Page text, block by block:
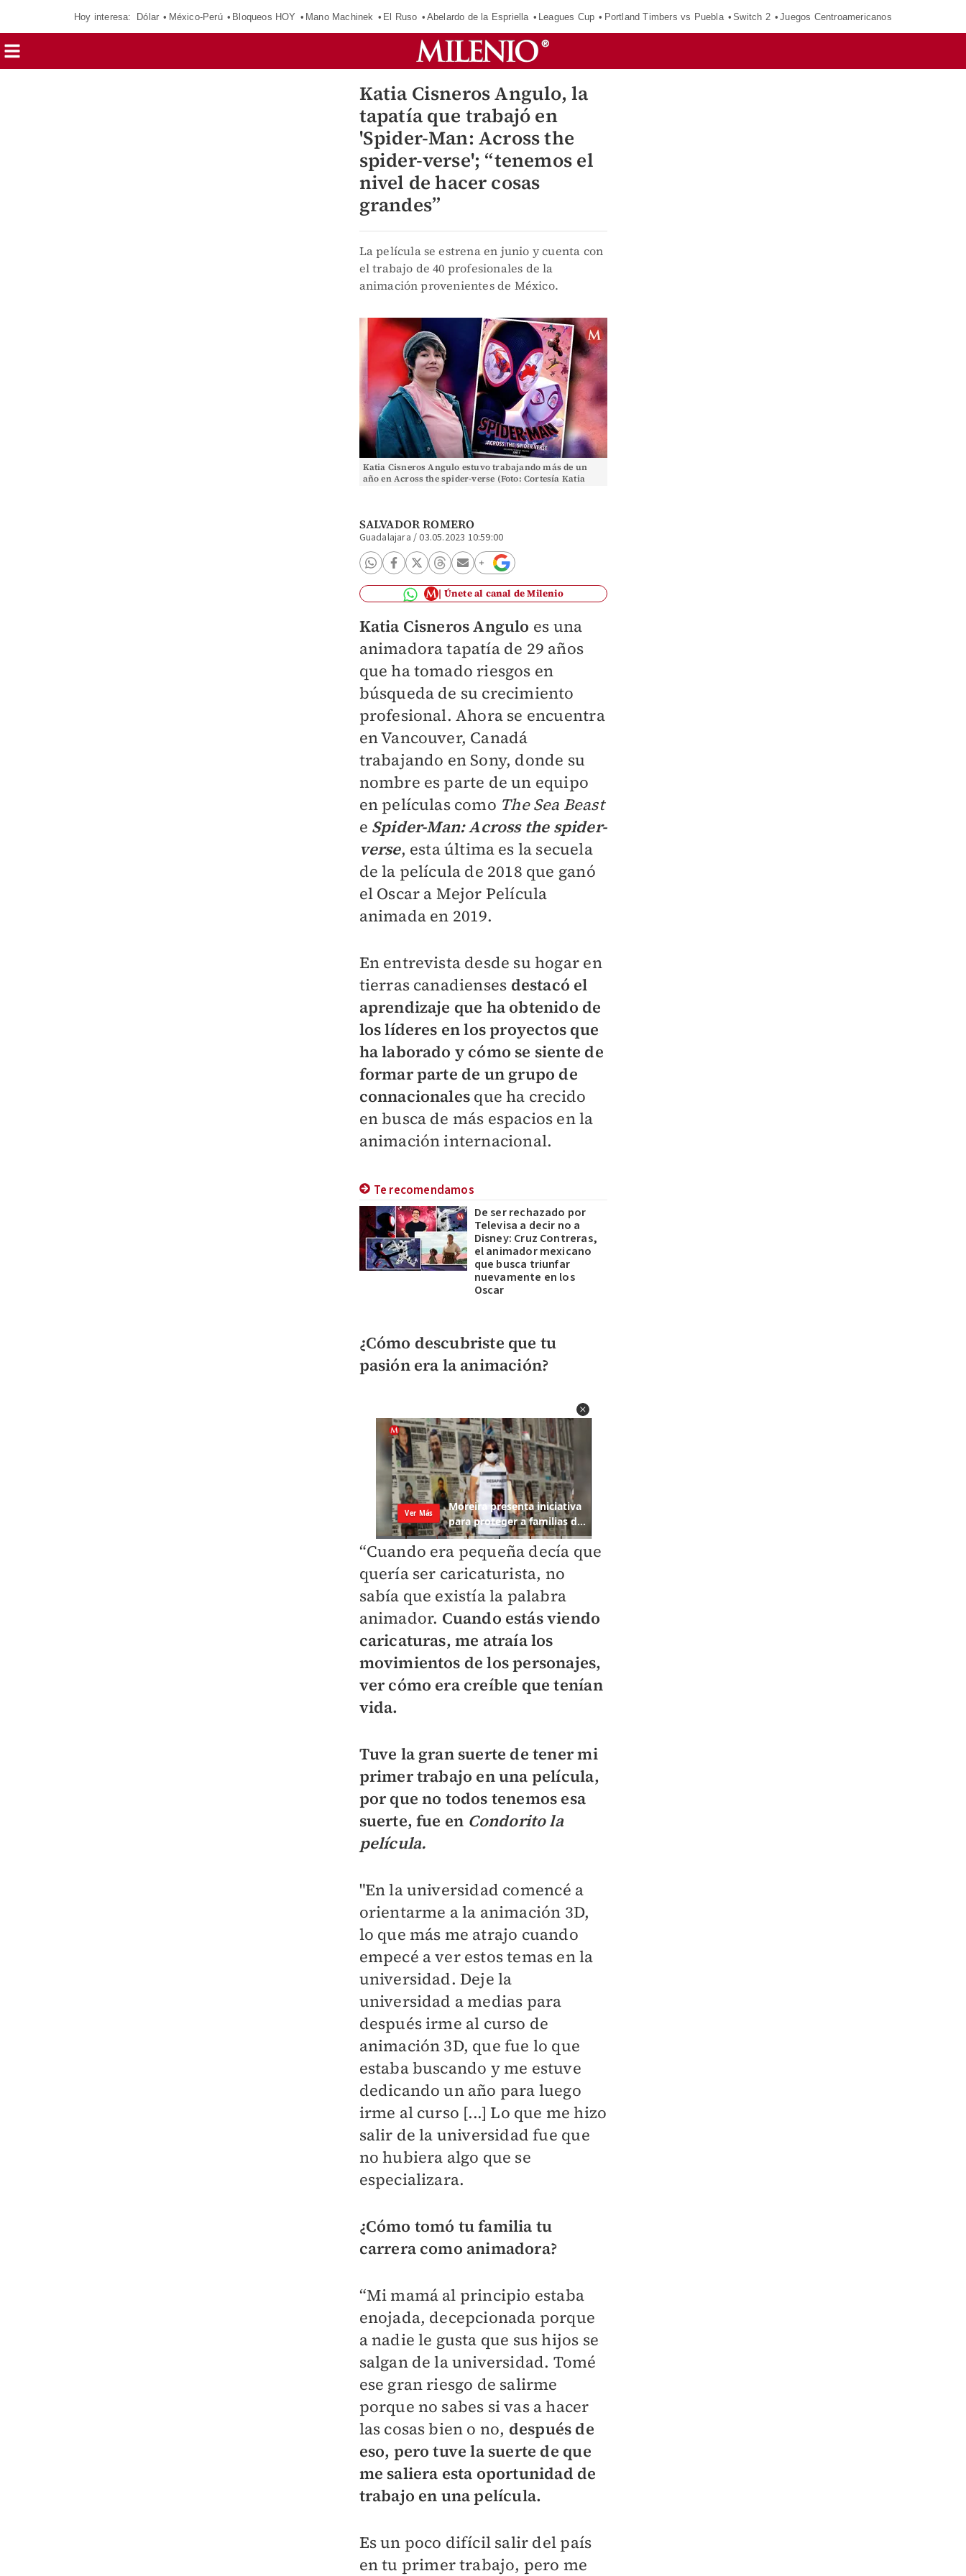
Hoy interesa: Dólar México-Perú Bloqueos HOY Mano Machinek El Ruso Abelardo de la Espriella Leagues Cup Portland Timbers vs Puebla Switch 2 Juegos Centroamericanos
Katia Cisneros Angulo, la
tapatía que trabajó en
'Spider-Man: Across the
spider-verse'; “tenemos el
nivel de hacer cosas
grandes”
La película se estrena en junio y cuenta con
el trabajo de 40 profesionales de la
animación provenientes de México.
Katia Cisneros Angulo estuvo trabajando más de un
año en Across the spider-verse (Foto: Cortesía Katia
SALVADOR ROMERO
Guadalajara /03.05.2023 10:59:00
Únete al canal de Milenio
Katia Cisneros Angulo es una
animadora tapatía de 29 años
que ha tomado riesgos en
búsqueda de su crecimiento
profesional. Ahora se encuentra
en Vancouver, Canadá
trabajando en Sony, donde su
nombre es parte de un equipo
en películas como The Sea Beast
e Spider-Man: Across the spider-
verse, esta última es la secuela
de la película de 2018 que ganó
el Oscar a Mejor Película
animada en 2019.
En entrevista desde su hogar en
tierras canadienses destacó el
aprendizaje que ha obtenido de
los líderes en los proyectos que
ha laborado y cómo se siente de
formar parte de un grupo de
connacionales que ha crecido
en busca de más espacios en la
animación internacional.
Te recomendamos
De ser rechazado por
Televisa a decir no a
Disney: Cruz Contreras,
el animador mexicano
que busca triunfar
nuevamente en los
Oscar
¿Cómo descubriste que tu
pasión era la animación?
“Cuando era pequeña decía que
quería ser caricaturista, no
sabía que existía la palabra
animador. Cuando estás viendo
caricaturas, me atraía los
movimientos de los personajes,
ver cómo era creíble que tenían
vida.
Tuve la gran suerte de tener mi
primer trabajo en una película,
por que no todos tenemos esa
suerte, fue en Condorito la
película.
"En la universidad comencé a
orientarme a la animación 3D,
lo que más me atrajo cuando
empecé a ver estos temas en la
universidad. Deje la
universidad a medias para
después irme al curso de
animación 3D, que fue lo que
estaba buscando y me estuve
dedicando un año para luego
irme al curso [...] Lo que me hizo
salir de la universidad fue que
no hubiera algo que se
especializara.
¿Cómo tomó tu familia tu
carrera como animadora?
“Mi mamá al principio estaba
enojada, decepcionada porque
a nadie le gusta que sus hijos se
salgan de la universidad. Tomé
ese gran riesgo de salirme
porque no sabes si vas a hacer
las cosas bien o no, después de
eso, pero tuve la suerte de que
me saliera esta oportunidad de
trabajo en una película.
Es un poco difícil salir del país
en tu primer trabajo, pero me